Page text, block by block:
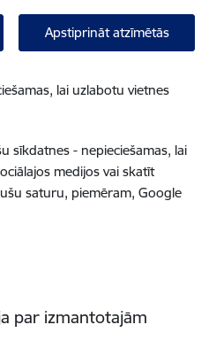
Apstiprināt atzīmētās
lai uzlabotu vietnes
sīkdatnes - nepieciešamas, lai
medijos vai skatīt
saturu, piemēram, Google
par izmantotajām